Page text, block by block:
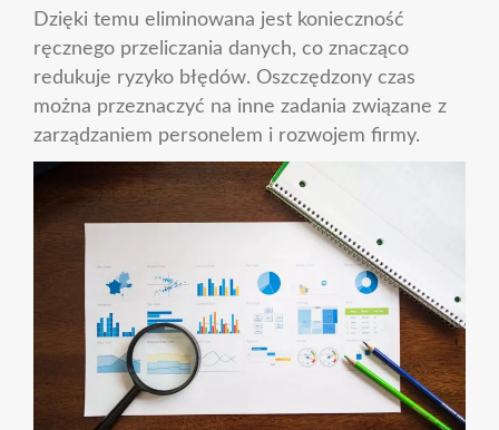
Dzięki temu eliminowana jest konieczność
ręcznego przeliczania danych, co znacząco
redukuje ryzyko błędów. Oszczędzony czas
można przeznaczyć na inne zadania związane z
zarządzaniem personelem i rozwojem firmy.